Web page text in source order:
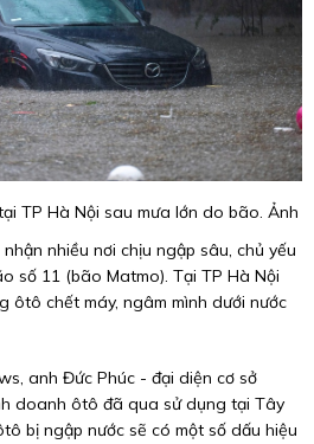
TP Hà Nội sau mưa lớn do bão. Ảnh
nhiều nơi chịu ngập sâu, chủ yếu
số 11 (bão Matmo). Tại TP Hà Nội
ôtô chết máy, ngâm mình dưới nước
anh Đức Phúc - đại diện cơ sở
doanh ôtô đã qua sử dụng tại Tây
bị ngập nước sẽ có một số dấu hiệu